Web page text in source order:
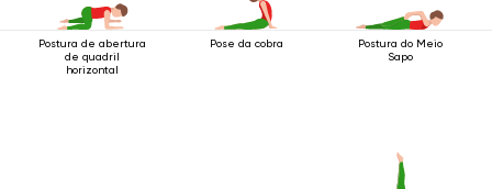
Postura de abertura
de quadril
horizontal
Pose da cobra
Postura do Meio
Sapo